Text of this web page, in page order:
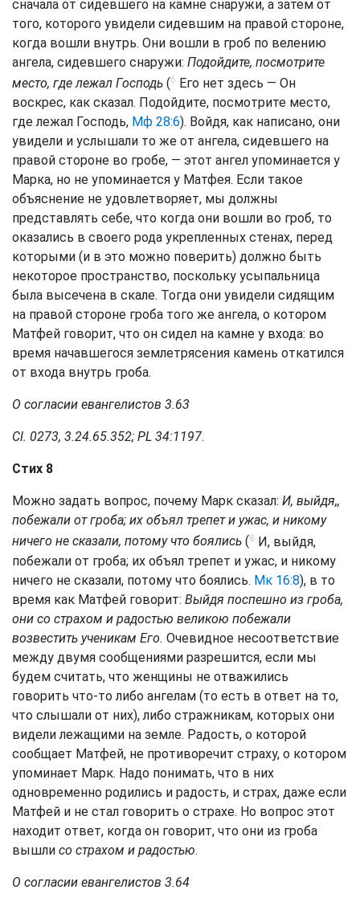
сначала от сидевшего на камне снаружи, а затем от
того, которого увидели сидевшим на правой стороне,
когда вошли внутрь. Они вошли в гроб по велению
ангела, сидевшего снаружи: Подойдите, посмотрите
место, где лежал Господь (6 Его нет здесь — Он
воскрес, как сказал. Подойдите, посмотрите место,
где лежал Господь, Мф 28:6). Войдя, как написано, они
увидели и услышали то же от ангела, сидевшего на
правой стороне во гробе, — этот ангел упоминается у
Марка, но не упоминается у Матфея. Если такое
объяснение не удовлетворяет, мы должны
представлять себе, что когда они вошли во гроб, то
оказались в своего рода укрепленных стенах, перед
которыми (и в это можно поверить) должно быть
некоторое пространство, поскольку усыпальница
была высечена в скале. Тогда они увидели сидящим
на правой стороне гроба того же ангела, о котором
Матфей говорит, что он сидел на камне у входа: во
время начавшегося землетрясения камень откатился
от входа внутрь гроба.
О согласии евангелистов 3.63
Cl. 0273, 3.24.65.352; PL 34:1197.
Стих 8
Можно задать вопрос, почему Марк сказал: И, выйдя,,
побежали от гроба; их объял трепет и ужас, и никому
ничего не сказали, потому что боялись (8 И, выйдя,
побежали от гроба; их объял трепет и ужас, и никому
ничего не сказали, потому что боялись. Мк 16:8), в то
время как Матфей говорит: Выйдя поспешно из гроба,
они со страхом и радостью великою побежали
возвестить ученикам Его. Очевидное несоответствие
между двумя сообщениями разрешится, если мы
будем считать, что женщины не отважились
говорить что-то либо ангелам (то есть в ответ на то,
что слышали от них), либо стражникам, которых они
видели лежащими на земле. Радость, о которой
сообщает Матфей, не противоречит страху, о котором
упоминает Марк. Надо понимать, что в них
одновременно родились и радость, и страх, даже если
Матфей и не стал говорить о страхе. Но вопрос этот
находит ответ, когда он говорит, что они из гроба
вышли со страхом и радостью.
О согласии евангелистов 3.64